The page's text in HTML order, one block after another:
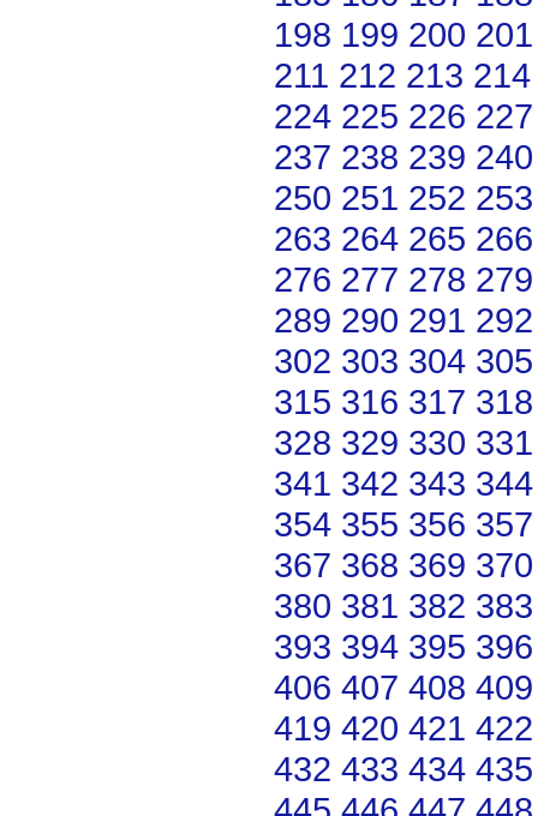
198 199 200 201
211 212 213 214
224 225 226 227
237 238 239 240
250 251 252 253
263 264 265 266
276 277 278 279
289 290 291 292
302 303 304 305
315 316 317 318
328 329 330 331
341 342 343 344
354 355 356 357
367 368 369 370
380 381 382 383
393 394 395 396
406 407 408 409
419 420 421 422
432 433 434 435